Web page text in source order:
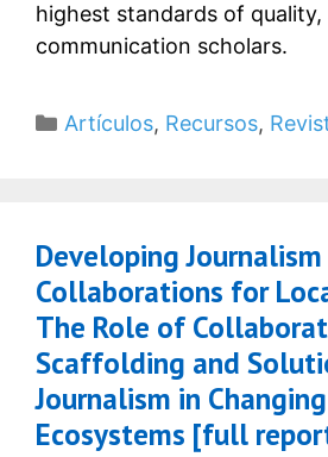
highest standards of quality,
communication scholars.
Categorías
Artículos, Recursos,
Developing Journalism
Collaborations for
The Role of
Scaffolding and
Journalism in
Ecosystems [full